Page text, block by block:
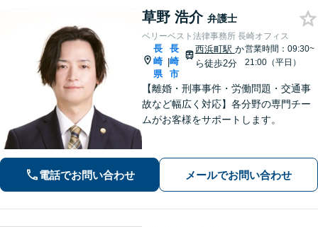
草野 浩介 弁護士
ベリーベスト法律事務所 長崎オフィス
長
崎
県
|
長
崎
市
西浜町駅 か
ら徒歩2分
営業時間：09:30~
21:00（平日）
【離婚・刑事事件・労働問題・交通事
故など幅広く対応】各分野の専門チー
ムがお客様をサポートします。
電話でお問い合わせ メールでお問い合わせ